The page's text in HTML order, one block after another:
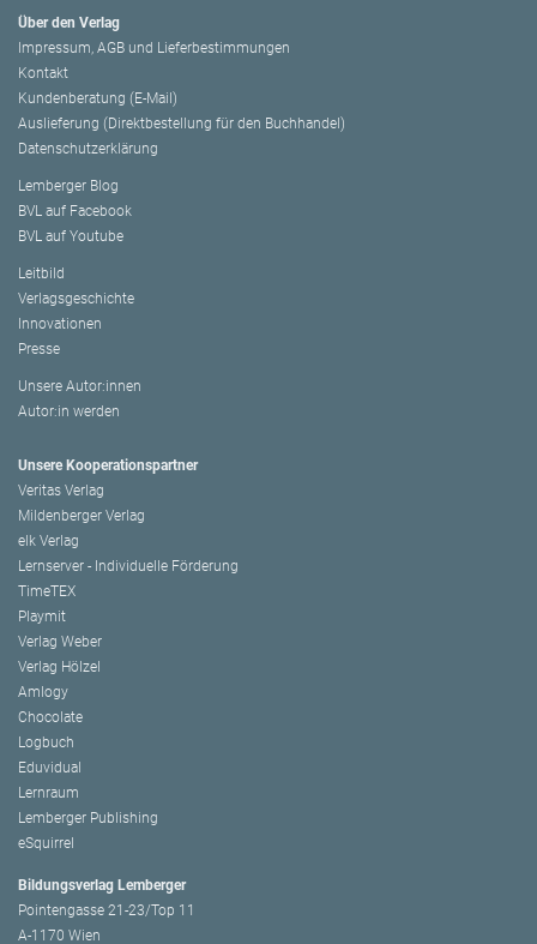
Über den Verlag
Impressum, AGB und Lieferbestimmungen
Kontakt
Kundenberatung (E-Mail)
Auslieferung (Direktbestellung für den Buchhandel)
Datenschutzerklärung
Lemberger Blog
BVL auf Facebook
BVL auf Youtube
Leitbild
Verlagsgeschichte
Innovationen
Presse
Unsere Autor:innen
Autor:in werden
Unsere Kooperationspartner
Veritas Verlag
Mildenberger Verlag
elk Verlag
Lernserver - Individuelle Förderung
TimeTEX
Playmit
Verlag Weber
Verlag Hölzel
Amlogy
Chocolate
Logbuch
Eduvidual
Lernraum
Lemberger Publishing
eSquirrel
Bildungsverlag Lemberger
Pointengasse 21-23/Top 11
A-1170 Wien